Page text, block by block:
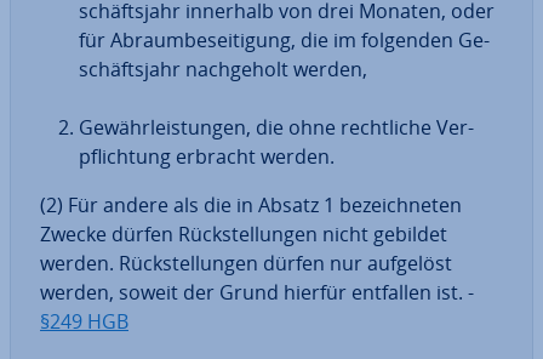
schäfts­jahr innerhalb von drei Monaten, oder
für Ab­raum­be­sei­ti­gung, die im folgenden Ge­
schäfts­jahr nach­ge­holt werden,
Ge­währ­leis­tun­gen, die ohne recht­li­che Ver­
pflich­tung erbracht werden.
(2) Für andere als die in Absatz 1 be­zeich­ne­ten
Zwecke dürfen Rück­stel­lun­gen nicht gebildet
werden. Rück­stel­lun­gen dürfen nur aufgelöst
werden, soweit der Grund hierfür entfallen ist. -
§249 HGB